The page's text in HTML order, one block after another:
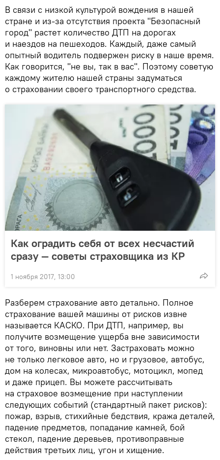
В связи с низкой культурой вождения в нашей
стране и из-за отсутствия проекта "Безопасный
город" растет количество ДТП на дорогах
и наездов на пешеходов. Каждый, даже самый
опытный водитель подвержен риску в наше время.
Как говорится, "не вы, так в вас". Поэтому советую
каждому жителю нашей страны задуматься
о страховании своего транспортного средства.
Как оградить себя от всех несчастий
сразу — советы страховщика из КР
1 ноября 2017, 13:00
Разберем страхование авто детально. Полное
страхование вашей машины от рисков извне
называется КАСКО. При ДТП, например, вы
получите возмещение ущерба вне зависимости
от того, виновны или нет. Застраховать можно
не только легковое авто, но и грузовое, автобус,
дом на колесах, микроавтобус, мотоцикл, мопед
и даже прицеп. Вы можете рассчитывать
на страховое возмещение при наступлении
следующих событий (стандартный пакет рисков):
пожар, взрыв, стихийные бедствия, кража деталей,
падение предметов, попадание камней, бой
стекол, падение деревьев, противоправные
действия третьих лиц, угон и хищение.